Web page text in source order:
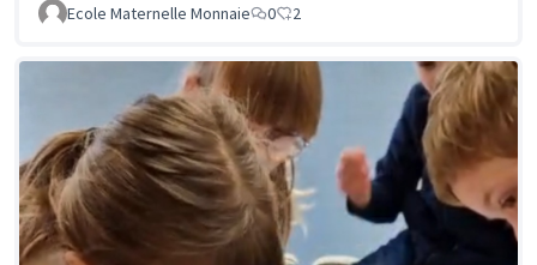
Ecole Maternelle Monnaie
0 2